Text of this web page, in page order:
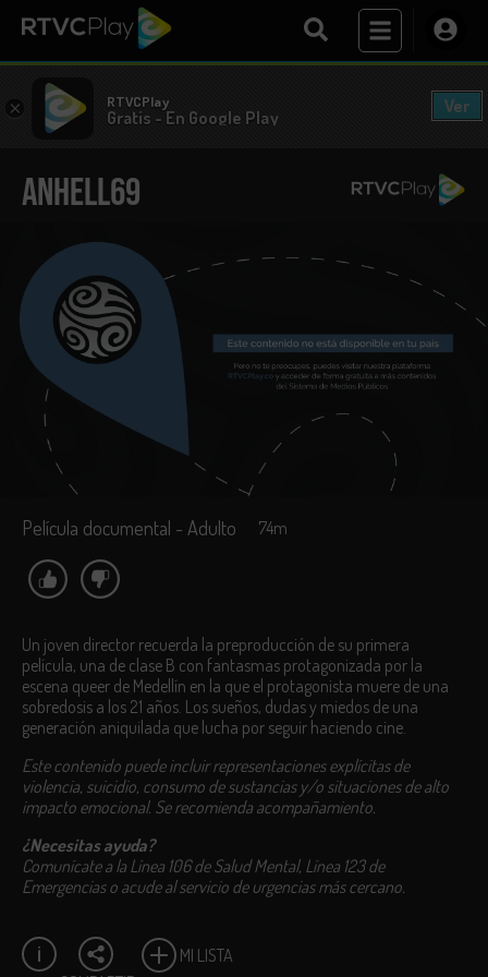
× RTVCPlay
Gratis - En Google Play
Ver
Anhell69
Película documental - Adulto 74m
Un joven director recuerda la preproducción de su primera
película, una de clase B con fantasmas protagonizada por la
escena queer de Medellín en la que el protagonista muere de una
sobredosis a los 21 años. Los sueños, dudas y miedos de una
generación aniquilada que lucha por seguir haciendo cine.
Este contenido puede incluir representaciones explícitas de
violencia, suicidio, consumo de sustancias y/o situaciones de alto
impacto emocional. Se recomienda acompañamiento.
¿Necesitas ayuda?
Comunícate a la Línea 106 de Salud Mental, Línea 123 de
Emergencias o acude al servicio de urgencias más cercano.
MI LISTA